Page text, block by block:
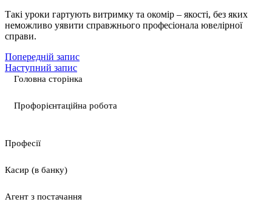
Такі уроки гартують витримку та окомір – якості, без яких
неможливо уявити справжнього професіонала ювелірної
справи.
Попередній запис
Наступний запис
Головна сторінка
Профорієнтаційна робота
Професії
Касир (в банку)
Агент з постачання